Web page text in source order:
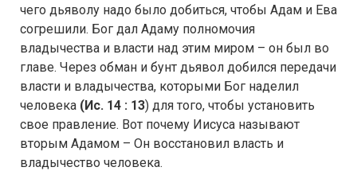
чего дьяволу надо было добиться, чтобы Адам и Ева
согрешили. Бог дал Адаму полномочия
владычества и власти над этим миром – он был во
главе. Через обман и бунт дьявол добился передачи
власти и владычества, которыми Бог наделил
человека (Ис. 14 : 13) для того, чтобы установить
свое правление. Вот почему Иисуса называют
вторым Адамом – Он восстановил власть и
владычество человека.